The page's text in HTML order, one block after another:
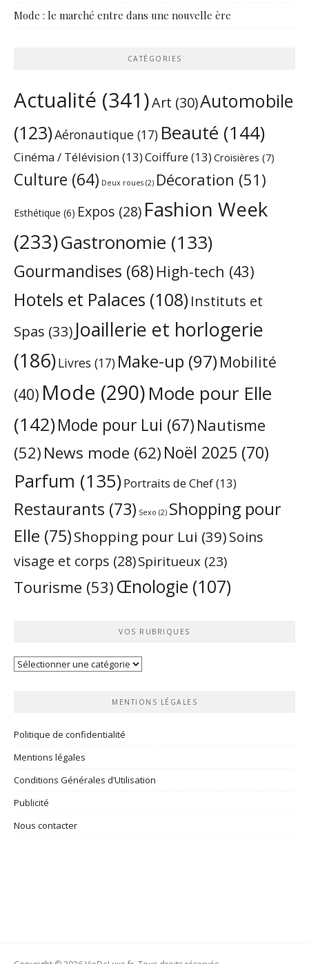
Mode : le marché entre dans une nouvelle ère
CATÉGORIES
Actualité (341)Art (30)Automobile
(123)Aéronautique (17) Beauté (144)
Cinéma / Télévision(13)Coiffure(13) Croisières (7)
Culture (64) Deux roues (2) Décoration (51)
Esthétique (6) Expos (28) Fashion Week
(233)Gastronomie (133)
Gourmandises (68) High-tech (43)
Hotels et Palaces (108) Instituts et
Spas (33) Joaillerie et horlogerie
(186)Livres (17) Make-up (97) Mobilité
(40) Mode (290)Mode pour Elle
(142)Mode pour Lui (67) Nautisme
(52) News mode (62)Noël 2025 (70)
Parfum (135)Portraits de Chef(13)
Restaurants (73) Sexo (2) Shopping pour
Elle (75)Shopping pour Lui (39)Soins
visage et corps (28)Spiritueux (23)
Tourisme (53) Œnologie (107)
VOS RUBRIQUES
Vos
MENTIONS LÉGALES
Politique de confidentialité
Mentions légales
Conditions Générales d’Utilisation
Publicité
Nous contacter